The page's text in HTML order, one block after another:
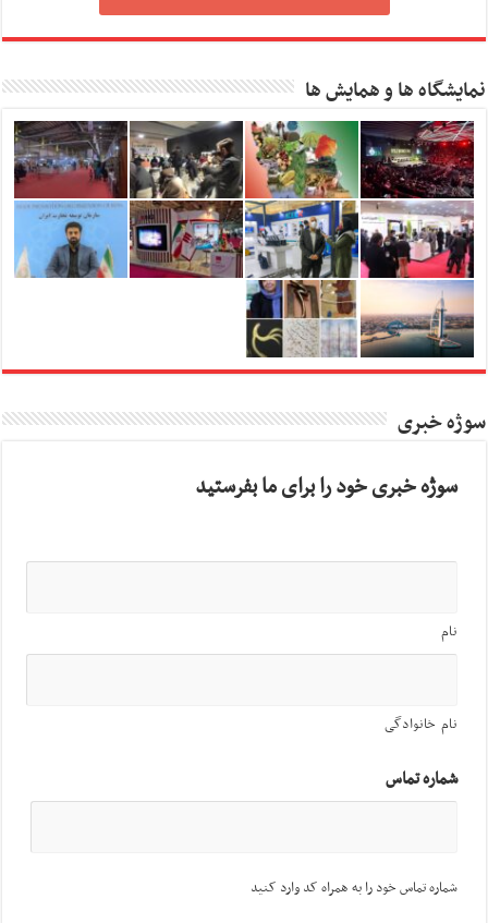
نمایشگاه ها و همایش ها
سوژه خبری
سوژه خبری خود را برای ما بفرستید
نام
نام خانوادگی
شماره تماس
شماره تماس خود را به همراه کد وارد کنید